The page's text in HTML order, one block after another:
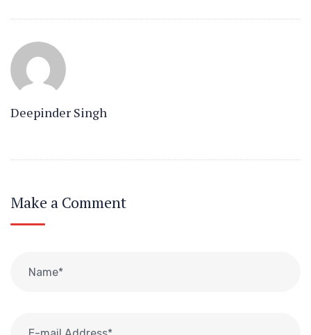
Deepinder Singh
Make a Comment